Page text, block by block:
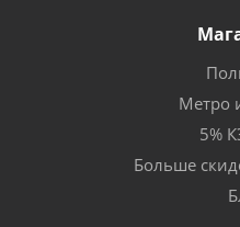
Метро
5%
Больше